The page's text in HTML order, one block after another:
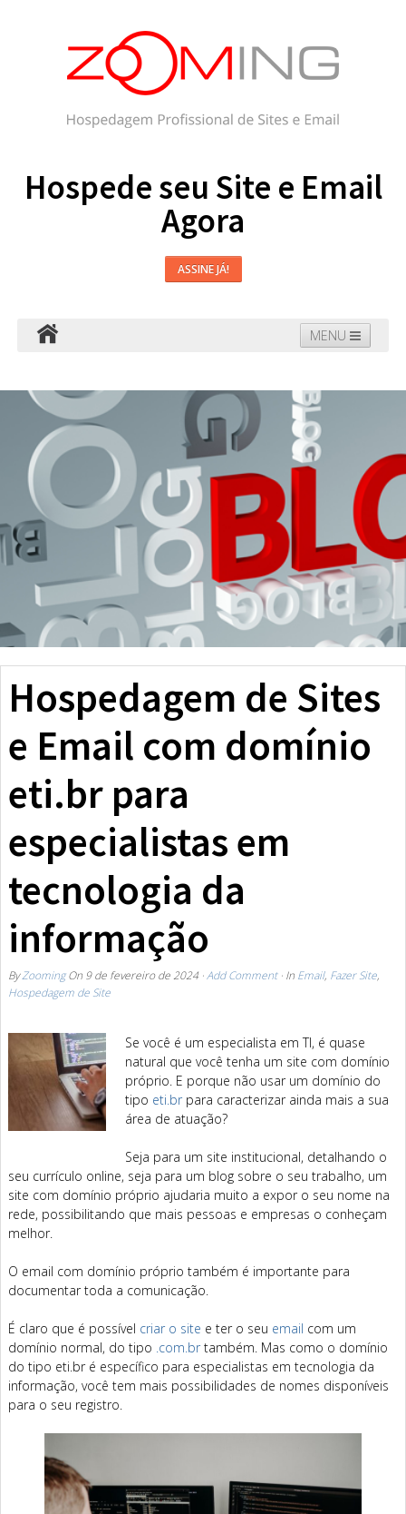
Hospede seu Site e Email
Agora
ASSINE JÁ!
MENU
Domínios Blog Suporte
Hospedagem de Sites
e Email com domínio
eti.br para
especialistas em
tecnologia da
informação
ByZoomingOn 9 de fevereiro de 2024 · Add Comment· In Email, Fazer Site,
Hospedagem de Site
Se você é um especialista em TI, é quase
natural que você tenha um site com domínio
próprio. E porque não usar um domínio do
tipo eti.brpara caracterizar ainda mais a sua
área de atuação?
Seja para um site institucional, detalhando o
seu currículo online, seja para um blog sobre o seu trabalho, um
site com domínio próprio ajudaria muito a expor o seu nome na
rede, possibilitando que mais pessoas e empresas o conheçam
melhor.
O email com domínio próprio também é importante para
documentar toda a comunicação.
É claro que é possível criar o site e ter o seu email com um
domínio normal, do tipo .com.br também. Mas como o domínio
do tipo eti.br é específico para especialistas em tecnologia da
informação, você tem mais possibilidades de nomes disponíveis
para o seu registro.